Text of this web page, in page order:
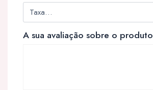
A sua avaliação sobre o produto